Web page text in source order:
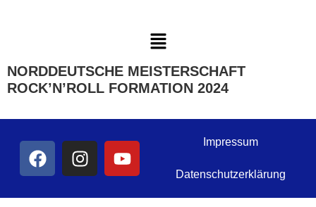
NORDDEUTSCHE MEISTERSCHAFT
ROCK’N’ROLL FORMATION 2024
Impressum
Datenschutzerklärung